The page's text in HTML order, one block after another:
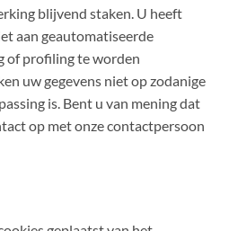
blijvend staken. U heeft
aan geautomatiseerde
of profiling te worden
uw gegevens niet op zodanige
is. Bent u van mening dat
op met onze contactpersoon